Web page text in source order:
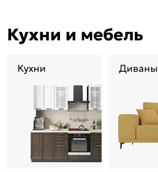
Кухни и мебель
Кухни Диваны